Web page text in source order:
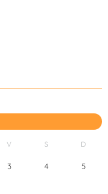
V S D
3 4 5